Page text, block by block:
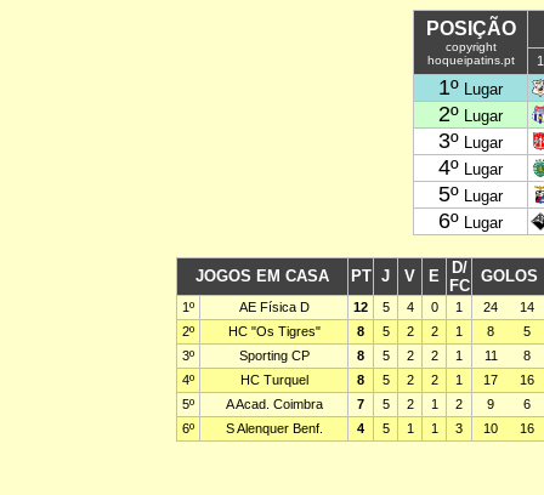
POSIÇÃO
copyright
hoqueipatins.pt
1
1º Lugar
2º Lugar
3º Lugar
4º Lugar
5º Lugar
6º Lugar
JOGOS EM CASA PT J V E
D/
FC
GOLOS
1º AE Física D 12 5 4 0 1 24
14
2º
HC "Os Tigres" 8 5 2 2 1 8
5
3º
Sporting CP 8 5 2 2 1 11
8
4º
HC Turquel 8 5 2 2 1 17
16
5º
A Acad. Coimbra 7 5 2 1 2 9
6
6º
S Alenquer Benf. 4 5 1 1 3 10 16